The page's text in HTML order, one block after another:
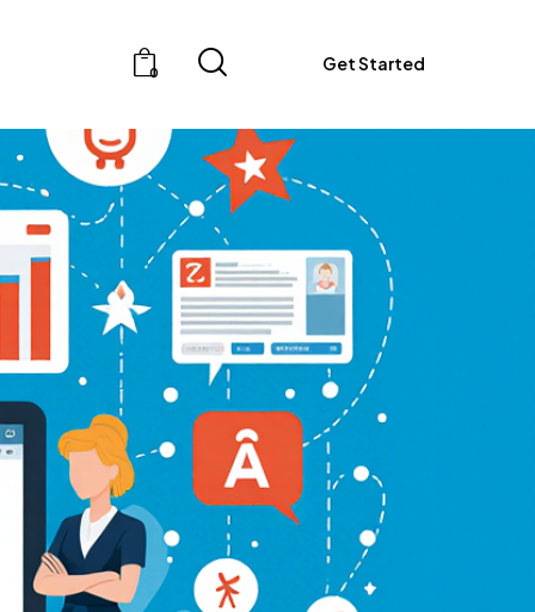
0 Get Started